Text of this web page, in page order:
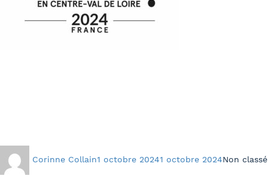
Corinne Collain le
1 octobre 20241 octobre 2024Non classé